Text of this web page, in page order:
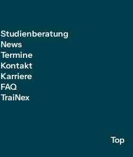
Studienberatung
News
Termine
Kontakt
Karriere
FAQ
TraiNex
Top